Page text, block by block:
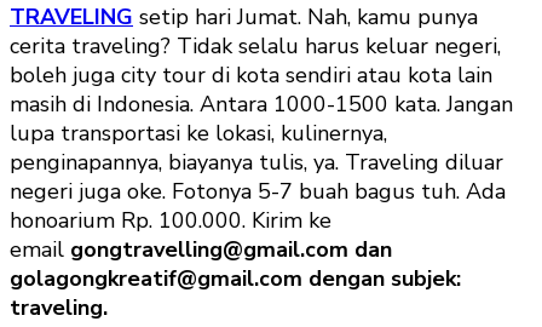
TRAVELING setip hari Jumat. Nah, kamu punya
cerita traveling? Tidak selalu harus keluar negeri,
boleh juga city tour di kota sendiri atau kota lain
masih di Indonesia. Antara 1000-1500 kata. Jangan
lupa transportasi ke lokasi, kulinernya,
penginapannya, biayanya tulis, ya. Traveling diluar
negeri juga oke. Fotonya 5-7 buah bagus tuh. Ada
honoarium Rp. 100.000. Kirim ke
email gongtravelling@gmail.com dan
golagongkreatif@gmail.com dengan subjek:
traveling.